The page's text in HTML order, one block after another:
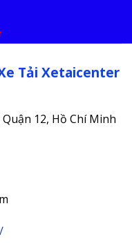
Tải Xetaicenter
12, Hồ Chí Minh